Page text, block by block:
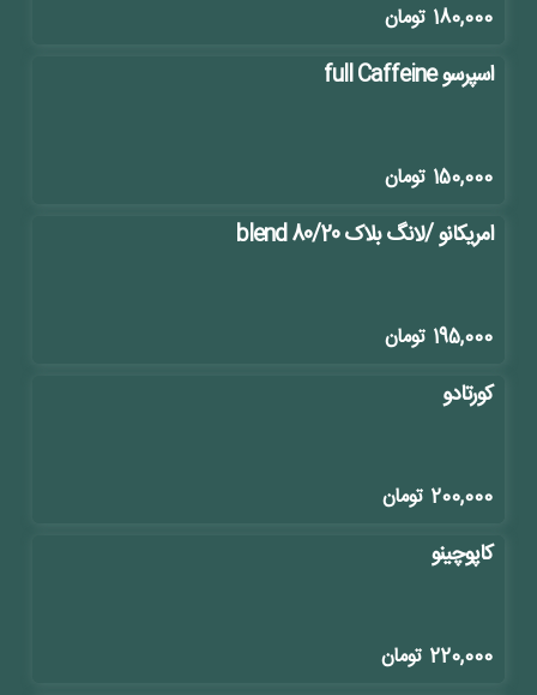
180,000 تومان
اسپرسو full Caffeine
150,000 تومان
امریکانو /لانگ بلاک blend 80/20
195,000 تومان
کورتادو
200,000 تومان
کاپوچینو
220,000 تومان